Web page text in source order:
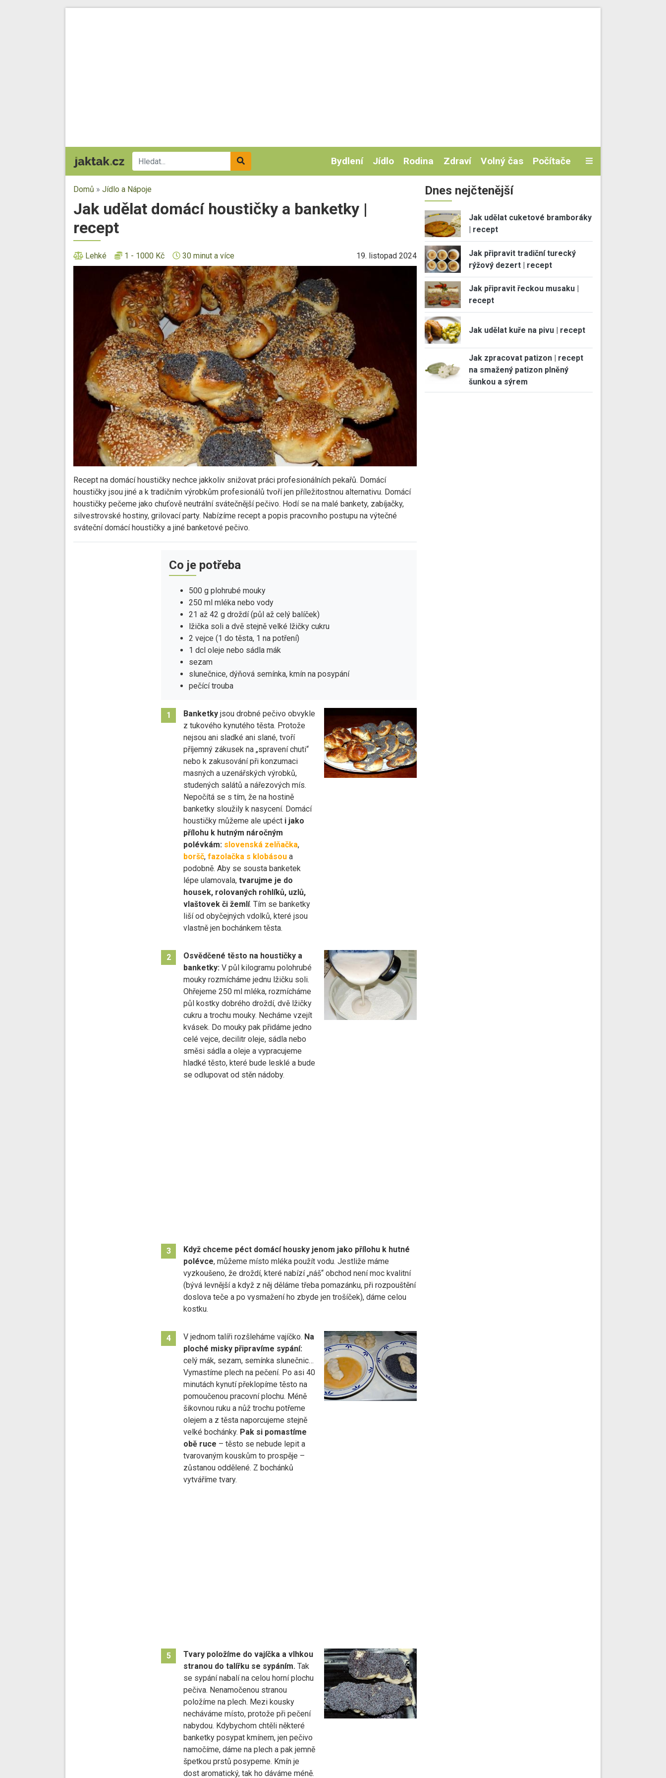
Bydlení Jídlo Rodina Zdraví Volný čas Počítače
Domů » Jídlo a Nápoje
Jak udělat domácí houstičky a banketky |
recept
Lehké 1 - 1000 Kč 30 minut a více 19. listopad 2024
Recept na domácí houstičky nechce jakkoliv snižovat práci profesionálních pekařů. Domácí
houstičky jsou jiné a k tradičním výrobkům profesionálů tvoří jen příležitostnou alternativu. Domácí
houstičky pečeme jako chuťově neutrální svátečnější pečivo. Hodí se na malé bankety, zabíjačky,
silvestrovské hostiny, grilovací party. Nabízíme recept a popis pracovního postupu na výtečné
sváteční domácí houstičky a jiné banketové pečivo.
Co je potřeba
500 g plohrubé mouky
250 ml mléka nebo vody
21 až 42 g droždí (půl až celý balíček)
lžička soli a dvě stejně velké lžičky cukru
2 vejce (1 do těsta, 1 na potření)
1 dcl oleje nebo sádla mák
sezam
slunečnice, dýňová semínka, kmín na posypání
pečící trouba
1 Banketkyjsou drobné pečivo obvykle
z tukového kynutého těsta. Protože
nejsou ani sladké ani slané, tvoří
příjemný zákusek na „spravení chuti“
nebo k zakusování při konzumaci
masných a uzenářských výrobků,
studených salátů a nářezových mís.
Nepočítá se s tím, že na hostině
banketky sloužily k nasycení. Domácí
houstičky můžeme ale upéct i jako
přílohu k hutným náročným
polévkám: slovenská zelňačka,
boršč, fazolačka s klobásoua
podobně. Aby se sousta banketek
lépe ulamovala, tvarujme je do
housek, rolovaných rohlíků, uzlů,
vlaštovek či žemlí. Tím se banketky
liší od obyčejných vdolků, které jsou
vlastně jen bochánkem těsta.
2
Osvědčené těsto na houstičky a
banketky:V půl kilogramu polohrubé
mouky rozmícháme jednu lžičku soli.
Ohřejeme 250 ml mléka, rozmícháme
půl kostky dobrého droždí, dvě lžičky
cukru a trochu mouky. Necháme vzejít
kvásek. Do mouky pak přidáme jedno
celé vejce, decilitr oleje, sádla nebo
směsi sádla a oleje a vypracujeme
hladké těsto, které bude lesklé a bude
se odlupovat od stěn nádoby.
3
Když chceme péct domácí housky jenom jako přílohu k hutné
polévce, můžeme místo mléka použít vodu. Jestliže máme
vyzkoušeno, že droždí, které nabízí „náš“ obchod není moc kvalitní
(bývá levnější a když z něj děláme třeba pomazánku, při rozpouštění
doslova teče a po vysmažení ho zbyde jen trošíček), dáme celou
kostku.
4 V jednom talíři rozšleháme vajíčko. Na
ploché misky připravíme sypání:
celý mák, sezam, semínka slunečnic…
Vymastíme plech na pečení. Po asi 40
minutách kynutí překlopíme těsto na
pomoučenou pracovní plochu. Méně
šikovnou ruku a nůž trochu potřeme
olejem a z těsta naporcujeme stejně
velké bochánky. Pak si pomastíme
obě ruce – těsto se nebude lepit a
tvarovaným kouskům to prospěje –
zůstanou oddělené. Z bochánků
vytváříme tvary.
5
Tvary položíme do vajíčka a vlhkou
stranou do talířku se sypáním.Tak
se sypání nabalí na celou horní plochu
pečiva. Nenamočenou stranou
položíme na plech. Mezi kousky
necháváme místo, protože při pečení
nabydou. Kdybychom chtěli některé
banketky posypat kmínem, jen pečivo
namočíme, dáme na plech a pak jemně
špetkou prstů posypeme. Kmín je
dost aromatický, tak ho dáváme méně.
Dnes nejčtenější
Jak udělat cuketové bramboráky
| recept
Jak připravit tradiční turecký
rýžový dezert | recept
Jak připravit řeckou musaku |
recept
Jak udělat kuře na pivu | recept
Jak zpracovat patizon | recept
na smažený patizon plněný
šunkou a sýrem